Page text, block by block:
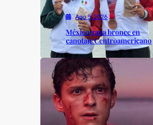
Ago 5, 2026
México gana bronce en
canotaje Centroamericano